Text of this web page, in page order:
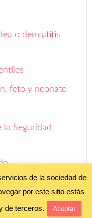
o dermatitis
feto y neonato
la Seguridad
Estamos
de la sociedad de
por este sitio estás
de terceros.
Aceptar